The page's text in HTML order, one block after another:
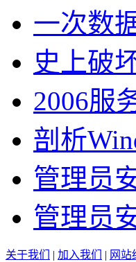
一次数
史上破
2006服
剖析
管理员
管理员
关于我们 | 加入我们 | 网站